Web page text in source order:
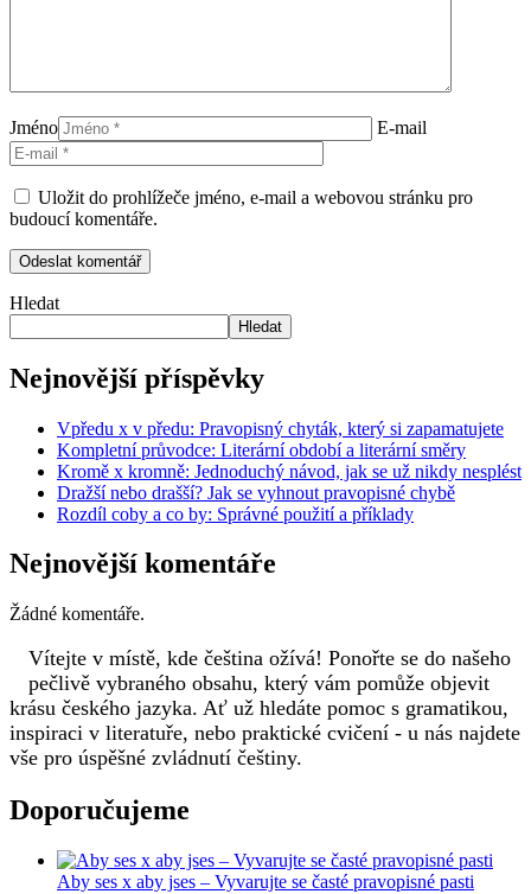
Jméno E-mail
Uložit do prohlížeče jméno, e-mail a webovou stránku pro
budoucí komentáře.
Hledat
Hledat
Nejnovější příspěvky
Vpředu x v předu: Pravopisný chyták, který si zapamatujete
Kompletní průvodce: Literární období a literární směry
Kromě x kromně: Jednoduchý návod, jak se už nikdy nesplést
Dražší nebo drašší? Jak se vyhnout pravopisné chybě
Rozdíl coby a co by: Správné použití a příklady
Nejnovější komentáře
Žádné komentáře.
Vítejte v místě, kde čeština ožívá! Ponořte se do našeho
pečlivě vybraného obsahu, který vám pomůže objevit
krásu českého jazyka. Ať už hledáte pomoc s gramatikou,
inspiraci v literatuře, nebo praktické cvičení - u nás najdete
vše pro úspěšné zvládnutí češtiny.
Doporučujeme
Aby ses x aby jses – Vyvarujte se časté pravopisné pasti